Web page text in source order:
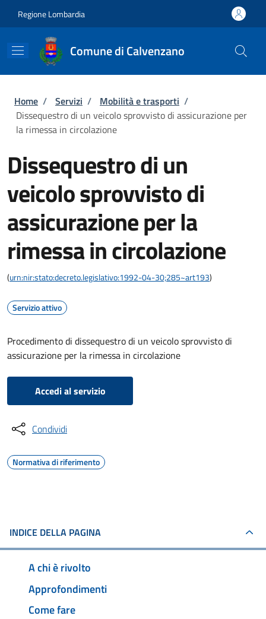
Regione Lombardia
Comune di Calvenzano
Briciole di pane
Home / Servizi / Mobilità e trasporti /
Dissequestro di un veicolo sprovvisto di assicurazione per
la rimessa in circolazione
Dissequestro di un
veicolo sprovvisto di
assicurazione per la
rimessa in circolazione
(urn:nir:stato:decreto.legislativo:1992-04-30;285~art193)
Servizio attivo
Procedimento di dissequestro di un veicolo sprovvisto di
assicurazione per la rimessa in circolazione
Accedi al servizio
Condividi
Normativa di riferimento
INDICE DELLA PAGINA
A chi è rivolto
Approfondimenti
Come fare